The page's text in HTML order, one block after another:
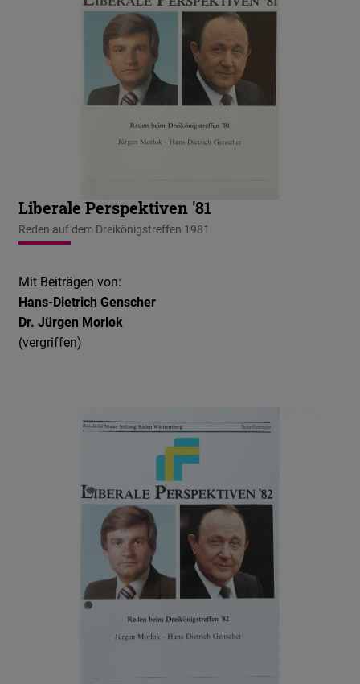
Liberale Perspektiven '81
Reden auf dem Dreikönigstreffen 1981
Mit Beiträgen von:
Hans-Dietrich Genscher
Dr. Jürgen Morlok
(vergriffen)